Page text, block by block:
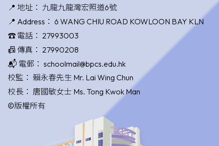
📍 地址： 九龍九龍灣宏照道6號
📍 Address： 6 WANG CHIU ROAD KOWLOON BAY KLN
☎️ 電話： 27993003
📠 傳真： 27990208
📬 電郵： schoolmail@bpcs.edu.hk
校監： 賴永春先生 Mr. Lai Wing Chun
校長： 唐國敏女士 Ms. Tong Kwok Man
©版權所有